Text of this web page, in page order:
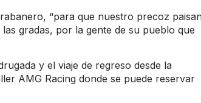
“para que nuestro precoz
gradas, por la gente de su pueblo que
y el viaje de regreso desde la
AMG Racing donde se puede reservar